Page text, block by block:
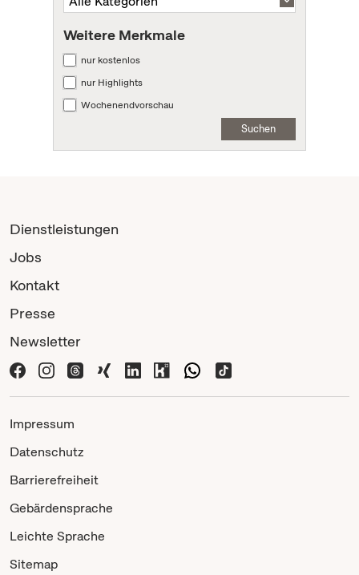
Weitere Merkmale
nur kostenlos
nur Highlights
Wochenendvorschau
Suchen
Dienstleistungen
Jobs
Kontakt
Presse
Newsletter
Impressum
Datenschutz
Barrierefreiheit
Gebärdensprache
Leichte Sprache
Sitemap